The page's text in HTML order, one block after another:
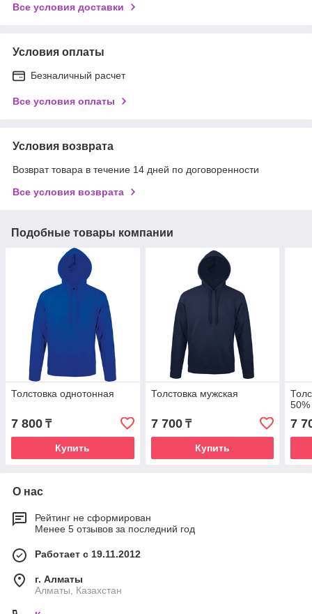
Все условия доставки
Условия оплаты
Безналичный расчет
Все условия оплаты
Условия возврата
Возврат товара в течение 14 дней по договоренности
Все условия возврата
Подобные товары компании
Толстовка однотонная
7 800 ₸
Купить
Толстовка мужская
7 700₸
Купить
50%
7
О нас
Рейтинг не сформирован
Менее 5 отзывов за последний год
Работает с 19.11.2012
г. Алматы
Алматы, Казахстан